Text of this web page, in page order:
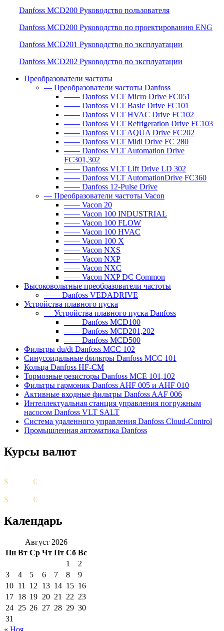
Danfoss MCD200 Руководство пользователя
Danfoss MCD200 Руководство по проектированию ENG
Danfoss MCD201 Руководство по эксплуатации
Danfoss MCD202 Руководство по эксплуатации
Преобразователи частоты
— Преобразователи частоты Danfoss
—— Danfoss VLT Micro Drive FC051
—— Danfoss VLT Basic Drive FC101
—— Danfoss VLT HVAC Drive FC102
—— Danfoss VLT Refrigeration Drive FC103
—— Danfoss VLT AQUA Drive FC202
—— Danfoss VLT Midi Drive FC 280
—— Danfoss VLT Automation Drive
FC301,302
—— Danfoss VLT Lift Drive LD 302
—— Danfoss VLT AutomationDrive FC360
—— Danfoss 12-Pulse Drive
— Преобразователи частоты Vacon
—— Vacon 20
—— Vacon 100 INDUSTRIAL
—— Vacon 100 FLOW
—— Vacon 100 HVAC
—— Vacon 100 X
—— Vacon NXS
—— Vacon NXP
—— Vacon NXC
—— Vacon NXP DC Common
Высоковольтные преобразователи частоты
—— Danfoss VEDADRIVE
Устройства плавного пуска
— Устройства плавного пуска Danfoss
—— Danfoss MCD100
—— Danfoss MCD201,202
—— Danfoss MCD500
Фильтры du/dt Danfoss MCC 102
Синусоидальные фильтры Danfoss MCC 101
Кольца Danfoss HF-CM
Тормозные резисторы Danfoss MCE 101,102
Фильтры гармоник Danfoss AHF 005 и AHF 010
Активные входные фильтры Danfoss AAF 006
Интеллектуальная станция управления погружным
насосом Danfoss VLT SALT
Система удаленного управления Danfoss Cloud-Control
Промышленная автоматика Danfoss
Курсы валют
$
€
$
€
Календарь
Август 2026
Пн Вт Ср Чт Пт Сб Вс
1
2
3
4 5 6 7 8
9
10 11 12 13 14 15 16
17 18 19 20 21 22 23
24 25 26 27 28 29 30
31